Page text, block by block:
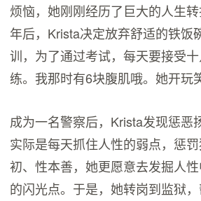
烦恼，她刚刚经历了巨大的人生
年后，Krista决定放弃舒适的铁饭
训，为了通过考试，每天要接受
练。我那时有6块腹肌哦。她开玩
成为一名警察后，Krista发现惩恶
实际是每天抓住人性的弱点，惩
初、性本善，她更愿意去发掘人
的闪光点。于是，她转岗到监狱